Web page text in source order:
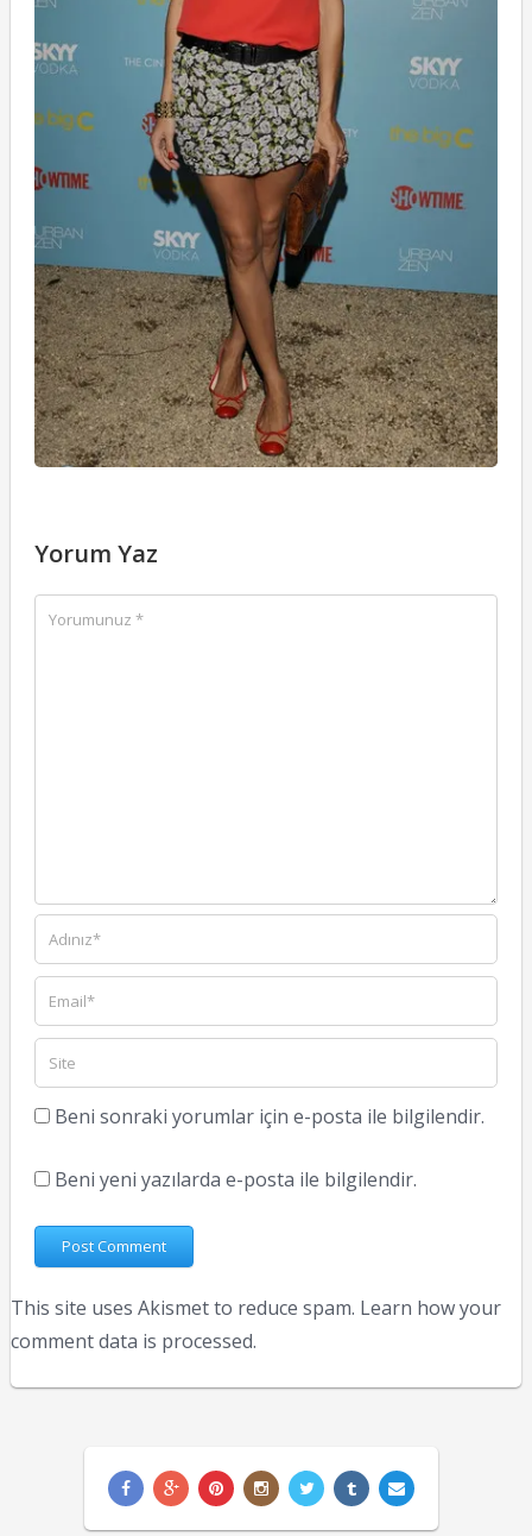
Yorum Yaz
Beni sonraki yorumlar için e-posta ile bilgilendir.
Beni yeni yazılarda e-posta ile bilgilendir.
This site uses Akismet to reduce spam. Learn how your
comment data is processed.